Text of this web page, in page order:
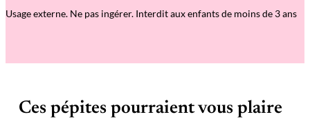
o
Usage externe. Ne pas ingérer. Interdit aux enfants de moins de 3 ans
Ces pépites pourraient vous plaire